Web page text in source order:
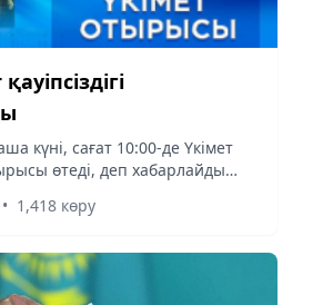
күні, сағат 10:00-де Үкімет
өтеді, деп хабарлайды
• 1,418 көру